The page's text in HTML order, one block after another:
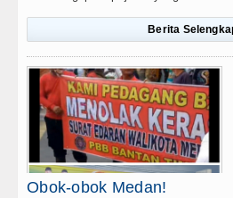
Berita
Obok-obok Medan!